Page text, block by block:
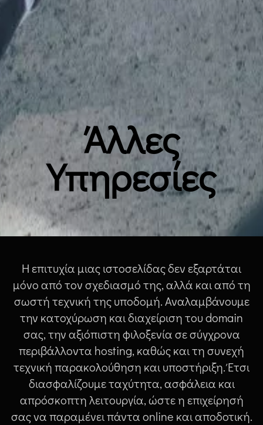
Άλλες
Υπηρεσίες
Η επιτυχία μιας ιστοσελίδας δεν εξαρτάται
μόνο από τον σχεδιασμό της, αλλά και από τη
σωστή τεχνική της υποδομή. Αναλαμβάνουμε
την κατοχύρωση και διαχείριση του domain
σας, την αξιόπιστη φιλοξενία σε σύγχρονα
περιβάλλοντα hosting, καθώς και τη συνεχή
τεχνική παρακολούθηση και υποστήριξη. Έτσι
διασφαλίζουμε ταχύτητα, ασφάλεια και
απρόσκοπτη λειτουργία, ώστε η επιχείρησή
σας να παραμένει πάντα online και αποδοτική.